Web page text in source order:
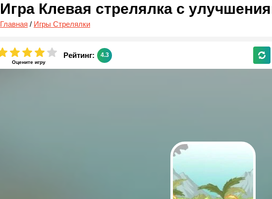
Игра Клевая стрелялка с
Главная / Игры Стрелялки
Оцените игру
Рейтинг: 4.3